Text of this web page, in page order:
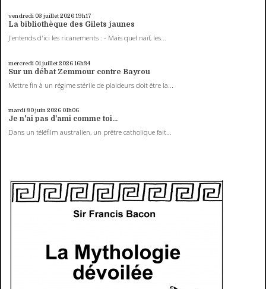
vendredi 03 juillet 202619h17
La bibliothèque des Gilets jaunes
J'entends d'ici les ricanements : - Mais quel naïf, les...
mercredi 01 juillet 202616h34
Sur un débat Zemmour contre Bayrou
Mettre fin à un régime stérile de plaideurs doit être la...
mardi 30juin 2026 01h06
Je n'ai pas d'ami comme toi...
Dans un téléfilm australien, un prêtre catholique fait...